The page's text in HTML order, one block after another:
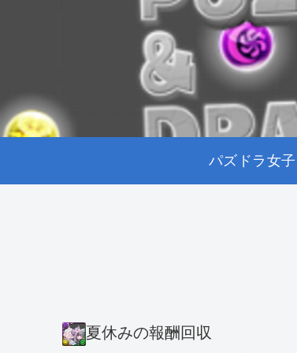
パズドラ女子
夏休みの報酬回収